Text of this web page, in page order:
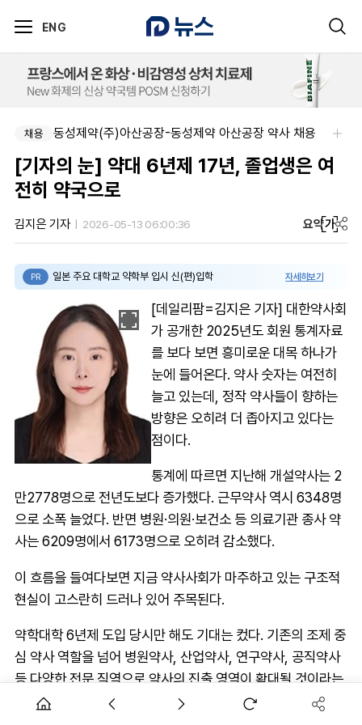
ENG
채용 신신제약-세종공장 품질관리약사(사원~과장)
채용 동성제약(주)아산공장-동성제약 아산공장 약사 채용
[기자의 눈] 약대 6년제 17년, 졸업생은 여
전히 약국으로
김지은 기자 2026-05-13 06:00:36 요약가
PR 일본 주요 대학교 약학부 입시 신(편)입학 자세히보기
[데일리팜=김지은 기자] 대한약사회
가 공개한 2025년도 회원 통계자료
를 보다 보면 흥미로운 대목 하나가
눈에 들어온다. 약사 숫자는 여전히
늘고 있는데, 정작 약사들이 향하는
방향은 오히려 더 좁아지고 있다는
점이다.
통계에 따르면 지난해 개설약사는 2
만2778명으로 전년도보다 증가했다. 근무약사 역시 6348명
으로 소폭 늘었다. 반면 병원·의원·보건소 등 의료기관 종사 약
사는 6209명에서 6173명으로 오히려 감소했다.
이 흐름을 들여다보면 지금 약사사회가 마주하고 있는 구조적
현실이 고스란히 드러나 있어 주목된다.
약학대학 6년제 도입 당시만 해도 기대는 컸다. 기존의 조제 중
심 약사 역할을 넘어 병원약사, 산업약사, 연구약사, 공직약사
등 다양한 전문 직역으로 약사의 진출 영역이 확대될 것이라는
전망이 지배적이었다. 단순 약사 숫자를 늘리는 것이 아닌 약사